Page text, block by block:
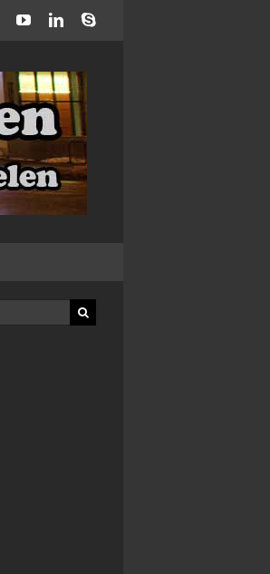
YouTubeLinkedInSkype